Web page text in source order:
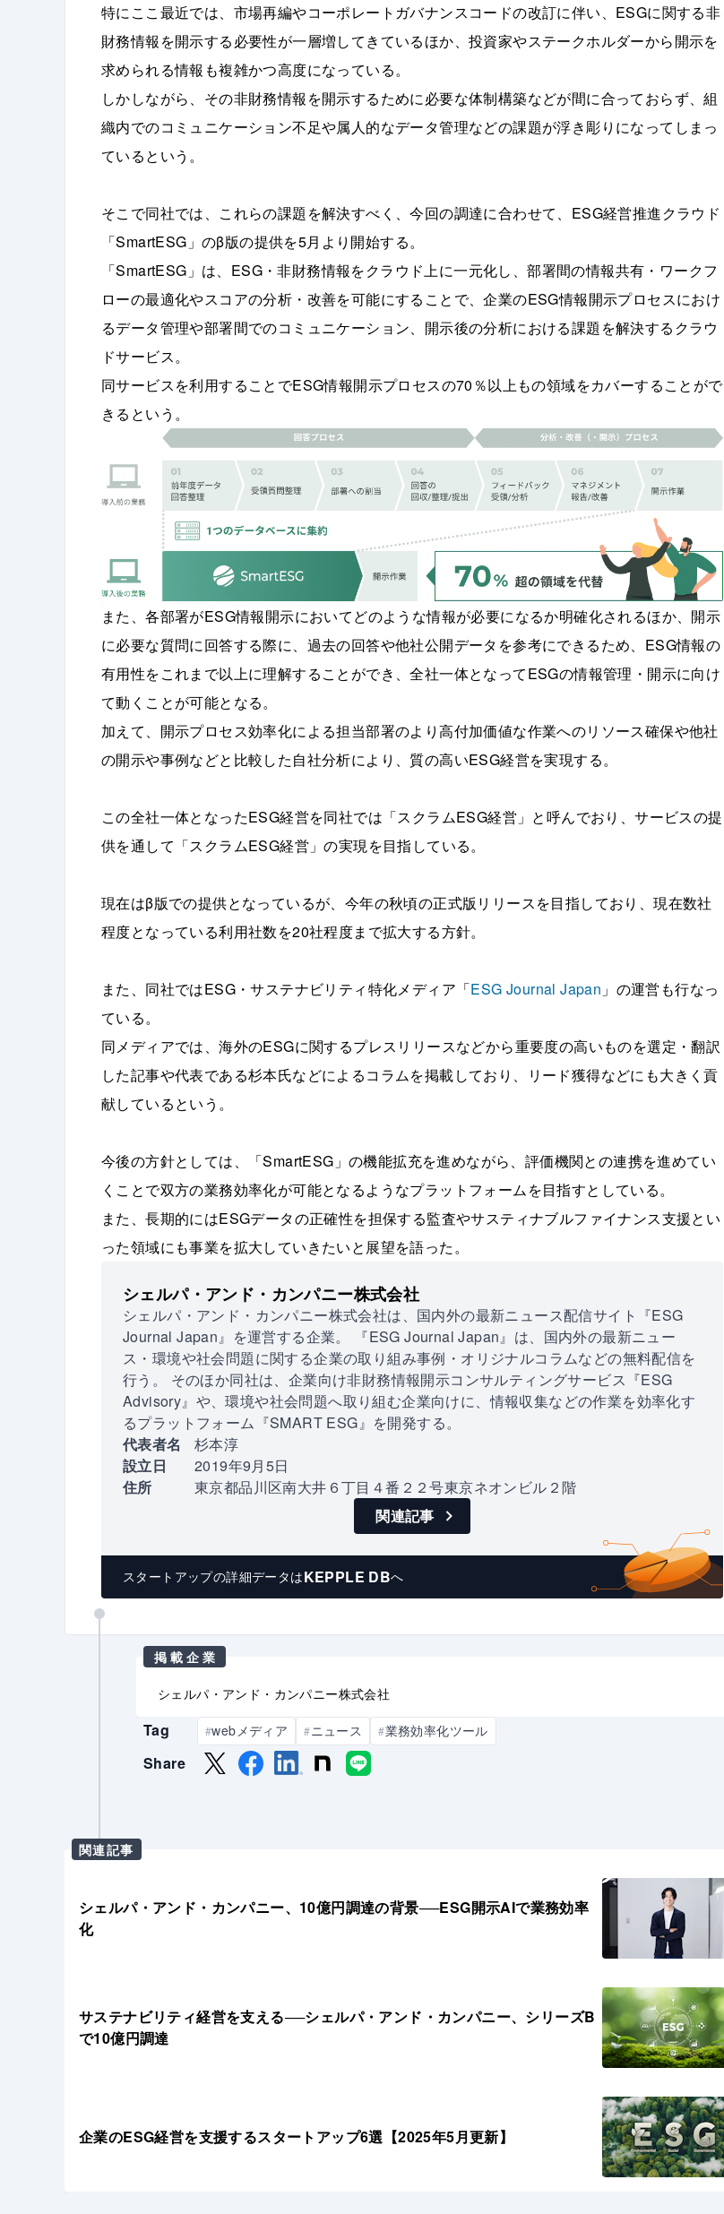
特にここ最近では、市場再編やコーポレートガバナンスコードの改訂に伴い、ESGに関する非
財務情報を開示する必要性が一層増してきているほか、投資家やステークホルダーから開示を
求められる情報も複雑かつ高度になっている。
しかしながら、その非財務情報を開示するために必要な体制構築などが間に合っておらず、組
織内でのコミュニケーション不足や属人的なデータ管理などの課題が浮き彫りになってしまっ
ているという。
そこで同社では、これらの課題を解決すべく、今回の調達に合わせて、ESG経営推進クラウド
「SmartESG」のβ版の提供を5月より開始する。
「SmartESG」は、ESG・非財務情報をクラウド上に一元化し、部署間の情報共有・ワークフ
ローの最適化やスコアの分析・改善を可能にすることで、企業のESG情報開示プロセスにおけ
るデータ管理や部署間でのコミュニケーション、開示後の分析における課題を解決するクラウ
ドサービス。
同サービスを利用することでESG情報開示プロセスの70％以上もの領域をカバーすることがで
きるという。
また、各部署がESG情報開示においてどのような情報が必要になるか明確化されるほか、開示
に必要な質問に回答する際に、過去の回答や他社公開データを参考にできるため、ESG情報の
有用性をこれまで以上に理解することができ、全社一体となってESGの情報管理・開示に向け
て動くことが可能となる。
加えて、開示プロセス効率化による担当部署のより高付加価値な作業へのリソース確保や他社
の開示や事例などと比較した自社分析により、質の高いESG経営を実現する。
この全社一体となったESG経営を同社では「スクラムESG経営」と呼んでおり、サービスの提
供を通して「スクラムESG経営」の実現を目指している。
現在はβ版での提供となっているが、今年の秋頃の正式版リリースを目指しており、現在数社
程度となっている利用社数を20社程度まで拡大する方針。
また、同社ではESG・サステナビリティ特化メディア「ESG Journal Japan 」の運営も行なっ
ている。
同メディアでは、海外のESGに関するプレスリリースなどから重要度の高いものを選定・翻訳
した記事や代表である杉本氏などによるコラムを掲載しており、リード獲得などにも大きく貢
献しているという。
今後の方針としては、「SmartESG」の機能拡充を進めながら、評価機関との連携を進めてい
くことで双方の業務効率化が可能となるようなプラットフォームを目指すとしている。
また、長期的にはESGデータの正確性を担保する監査やサスティナブルファイナンス支援とい
った領域にも事業を拡大していきたいと展望を語った。
シェルパ・アンド・カンパニー株式会社
シェルパ・アンド・カンパニー株式会社は、国内外の最新ニュース配信サイト『ESG
Journal Japan』を運営する企業。 『ESG Journal Japan』は、国内外の最新ニュー
ス・環境や社会問題に関する企業の取り組み事例・オリジナルコラムなどの無料配信を
行う。 そのほか同社は、企業向け非財務情報開示コンサルティングサービス『ESG
Advisory』や、環境や社会問題へ取り組む企業向けに、情報収集などの作業を効率化す
るプラットフォーム『SMART ESG』を開発する。
代表者名
杉本淳
設立日
2019年9月5日
住所
東京都品川区南大井６丁目４番２２号東京ネオンビル２階
関連記事
スタートアップの詳細データはKEPPLE DBへ
掲載企業
シェルパ・アンド・カンパニー株式会社
Tag #webメディア #ニュース #業務効率化ツール
Share
関連記事
シェルパ・アンド・カンパニー、10億円調達の背景──ESG開示AIで業務効率
化
サステナビリティ経営を支える──シェルパ・アンド・カンパニー、シリーズB
で10億円調達
企業のESG経営を支援するスタートアップ6選【2025年5月更新】